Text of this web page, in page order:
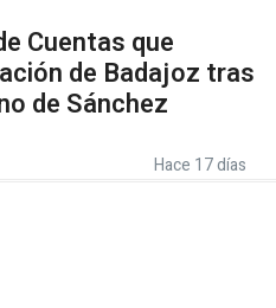
Cuentas que
de Badajoz tras
de Sánchez
Hace 17 días